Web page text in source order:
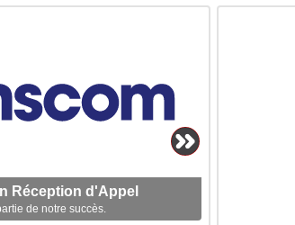
Réception d'Appel
de notre succès.